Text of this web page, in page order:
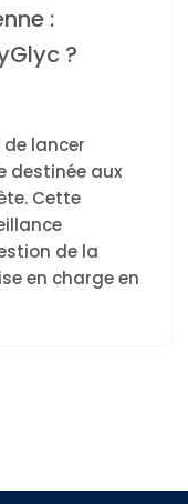
:
?
lancer
destinée aux
Cette
de la
en charge en